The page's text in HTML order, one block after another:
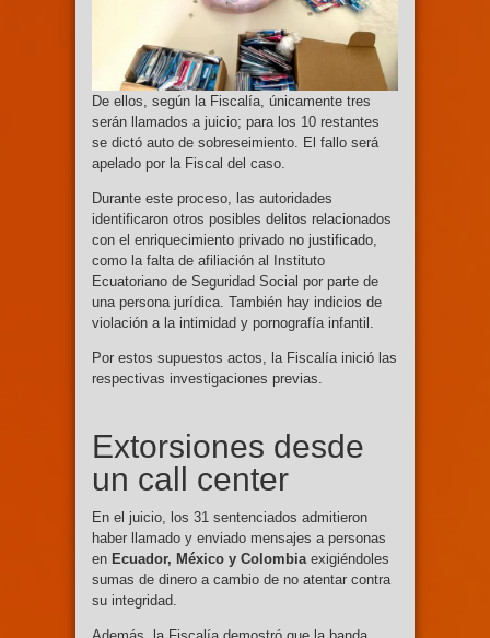
De ellos, según la Fiscalía, únicamente tres
serán llamados a juicio; para los 10 restantes
se dictó auto de sobreseimiento. El fallo será
apelado por la Fiscal del caso.
Durante este proceso, las autoridades
identificaron otros posibles delitos relacionados
con el enriquecimiento privado no justificado,
como la falta de afiliación al Instituto
Ecuatoriano de Seguridad Social por parte de
una persona jurídica. También hay indicios de
violación a la intimidad y pornografía infantil.
Por estos supuestos actos, la Fiscalía inició las
respectivas investigaciones previas.
Extorsiones desde
un call center
En el juicio, los 31 sentenciados admitieron
haber llamado y enviado mensajes a personas
en Ecuador, México y Colombia exigiéndoles
sumas de dinero a cambio de no atentar contra
su integridad.